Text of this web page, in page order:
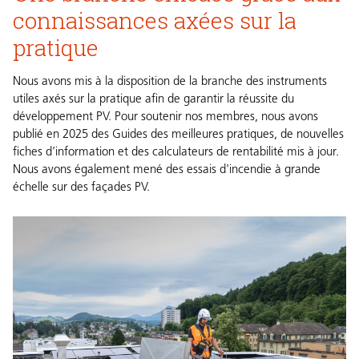
connaissances axées sur la
pratique
Nous avons mis à la disposition de la branche des instruments
utiles axés sur la pratique afin de garantir la réussite du
développement PV. Pour soutenir nos membres, nous avons
publié en 2025 des Guides des meilleures pratiques, de nouvelles
fiches d’information et des calculateurs de rentabilité mis à jour.
Nous avons également mené des essais d'incendie à grande
échelle sur des façades PV.